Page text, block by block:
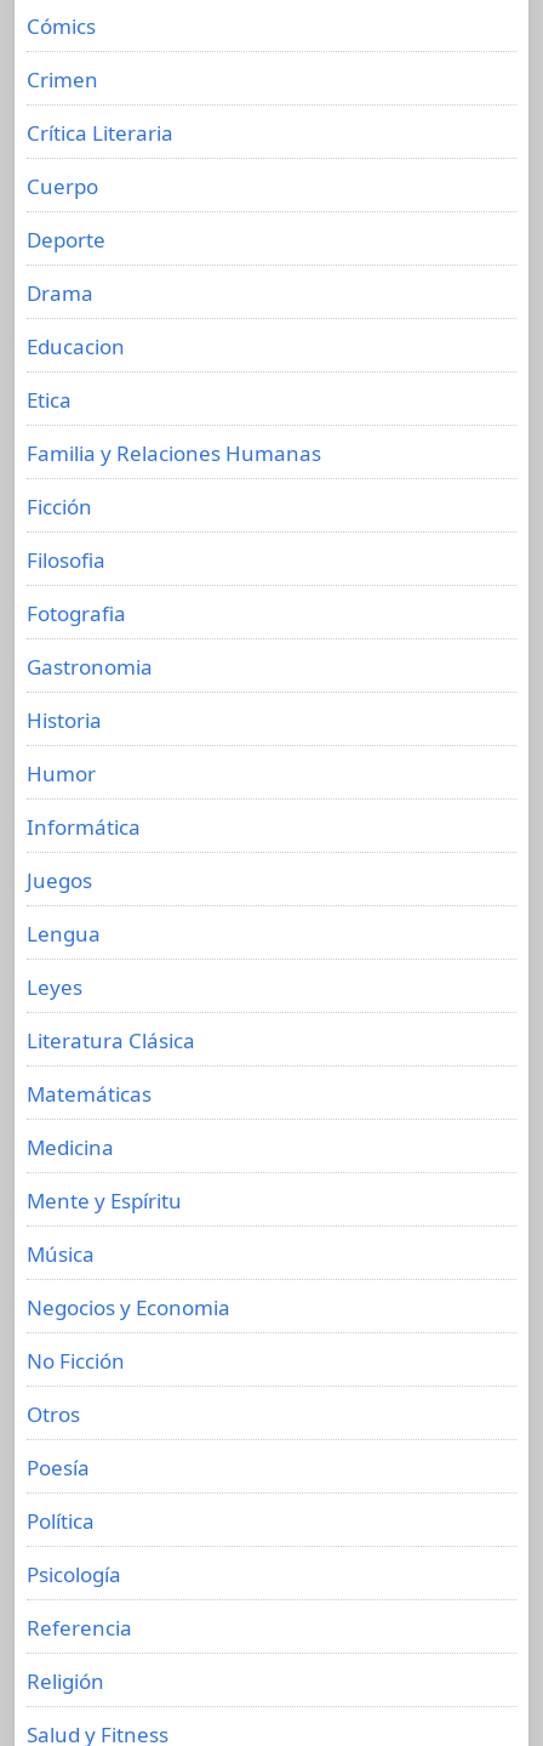
Cómics
Crimen
Crítica Literaria
Cuerpo
Deporte
Drama
Educacion
Etica
Familia y Relaciones Humanas
Ficción
Filosofia
Fotografia
Gastronomia
Historia
Humor
Informática
Juegos
Lengua
Leyes
Literatura Clásica
Matemáticas
Medicina
Mente y Espíritu
Música
Negocios y Economia
No Ficción
Otros
Poesía
Política
Psicología
Referencia
Religión
Salud y Fitness